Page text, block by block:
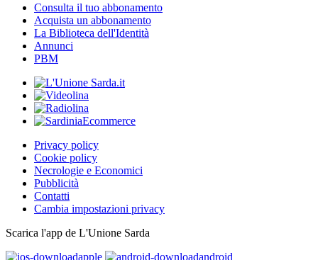
Consulta il tuo abbonamento
Acquista un abbonamento
La Biblioteca dell'Identità
Annunci
PBM
Privacy policy
Cookie policy
Necrologie e Economici
Pubblicità
Contatti
Cambia impostazioni privacy
Scarica l'app de L'Unione Sarda
apple
android